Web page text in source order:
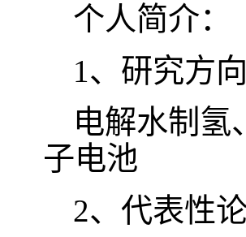
个人简介：
1、研究方向
电解水制
子电池
2、代表性